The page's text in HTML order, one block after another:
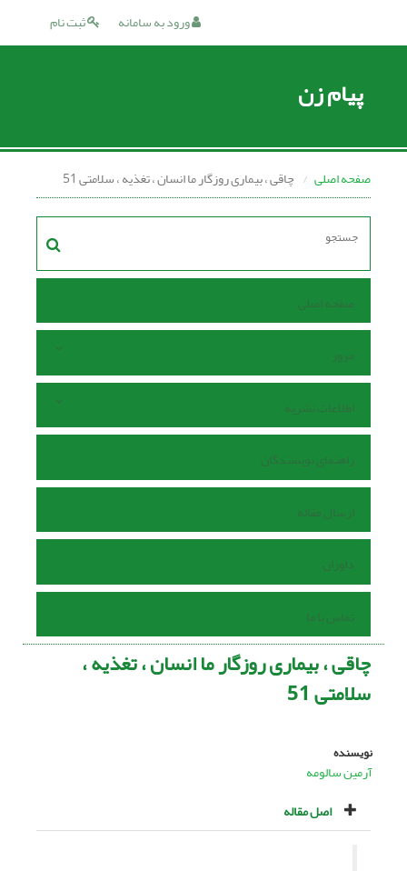
ثبت نام ورود به سامانه
پیام زن
صفحه اصلی چاقى ، بیمارى روزگار ما انسان ، تغذیه ، سلامتى 51
صفحه اصلی
مرور
اطلاعات نشریه
راهنمای نویسندگان
ارسال مقاله
داوران
تماس با ما
چاقى ، بیمارى روزگار ما انسان ، تغذیه ،
سلامتى 51
نویسنده
آرمین سالومه
اصل مقاله